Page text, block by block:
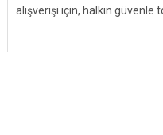
alışverişi için, halkın güvenle